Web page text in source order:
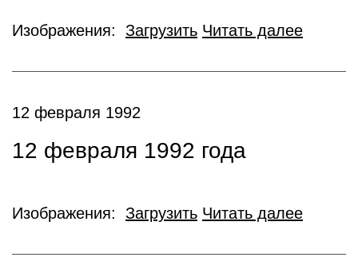
Изображения: Загрузить Читать далее
12 февраля 1992
12 февраля 1992 года
Изображения: Загрузить Читать далее